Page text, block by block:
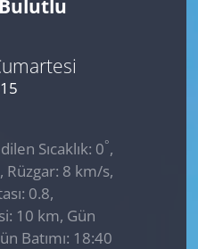
Sıcaklık: 0°,
Rüzgar: 8 km/s,
0.8,
10 km, Gün
Batımı: 18:40